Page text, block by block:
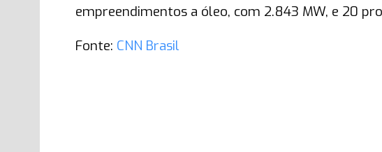
empreendimentos a óleo, com 2.843 MW, e 20
Fonte: CNN Brasil